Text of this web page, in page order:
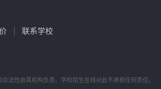
联系学校
法性由其机构负责。学校招生在线对此不承担任何责任。